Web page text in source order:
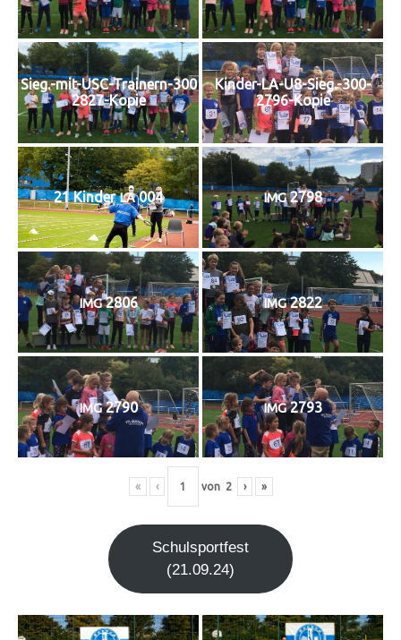
Sieg.-mit-USC-Trainern-300
2827-Kopie
Kinder-LA-U8-Sieg.-300-
2796-Kopie
21 Kin­derLA004 IMG2798
IMG2806 IMG2822
IMG2790 IMG2793
« ‹ von 2 › »
Schul­sport­fest
(21.09.24)